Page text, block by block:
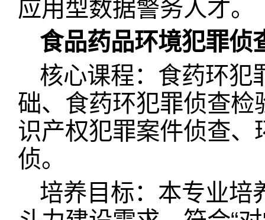
应用型数据警务人才。
食品药品环境犯罪侦
核心课程：食药环犯
础、食药环犯罪侦查
识产权犯罪案件侦查
侦。
培养目标：本专业培